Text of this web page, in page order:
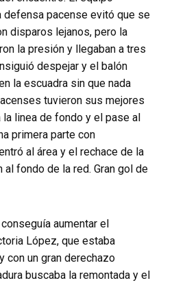
pacense evitó que se
disparos lejanos, pero la
la presión y llegaban a tres
despejar y el balón
la escuadra sin que nada
tuvieron sus mejores
linea de fondo y el pase al
primera parte con
al área y el rechace de la
fondo de la red. Gran gol de
aumentar el
López, que estaba
con un gran derechazo
buscaba la remontada y el